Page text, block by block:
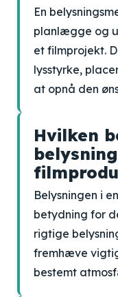
En
planlægge og
et filmprojekt.
lysstyrke,
at opnå den
Hvilken
Belysningen i
betydning for
rigtige
fremhæve
bestemt